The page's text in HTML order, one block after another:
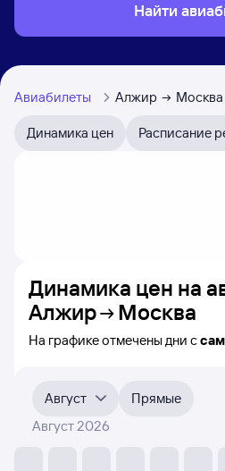
Найти
Авиабилеты Алжир Москва
Динамика цен Расписание
Динамика цен на
Алжир
Москва
На графике отмечены дни с
месяцев. Выберите дату,
билетов на нужный рейс и
Август
Прямые
Август 2026